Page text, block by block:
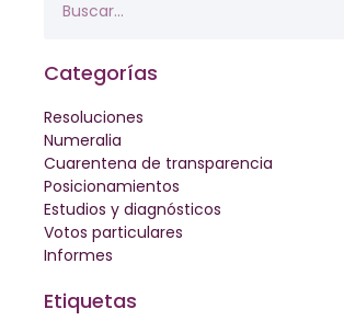
Categorías
Resoluciones
Numeralia
Cuarentena de transparencia
Posicionamientos
Estudios y diagnósticos
Votos particulares
Informes
Etiquetas